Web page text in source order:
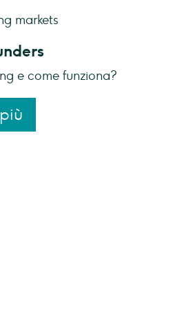
e come funziona?